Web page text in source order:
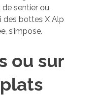
sentier ou
des bottes X Alp
s’impose.
ou sur